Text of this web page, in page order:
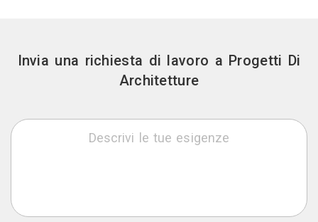
Invia una richiesta di lavoro a Progetti Di
Architetture